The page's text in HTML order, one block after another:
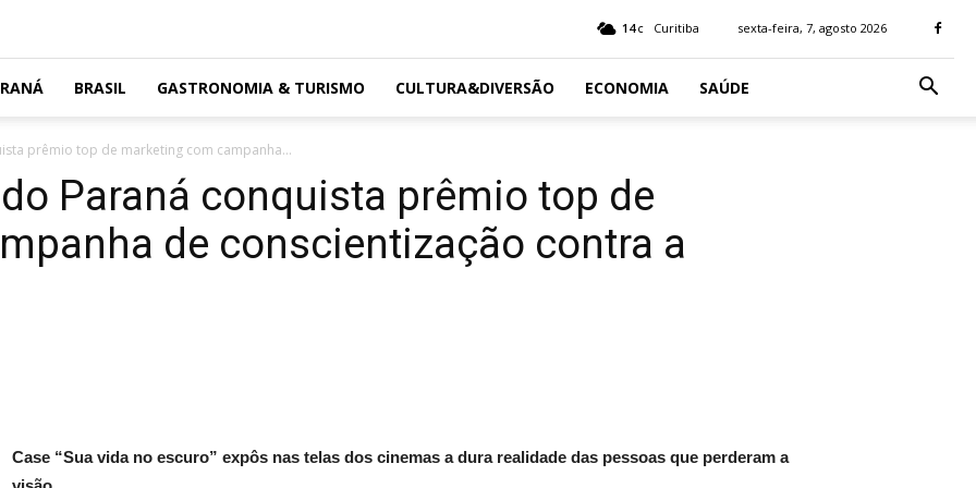
14 C Curitiba sexta-feira, 7, agosto 2026
BRASIL GASTRONOMIA & TURISMO CULTURA&DIVERSÃO ECONOMIA SAÚDE
prêmio top de marketing com campanha...
Paraná conquista prêmio top de
de conscientização contra a
Case “Sua vida no escuro” expôs nas telas dos cinemas a dura realidade das pessoas que perderam a